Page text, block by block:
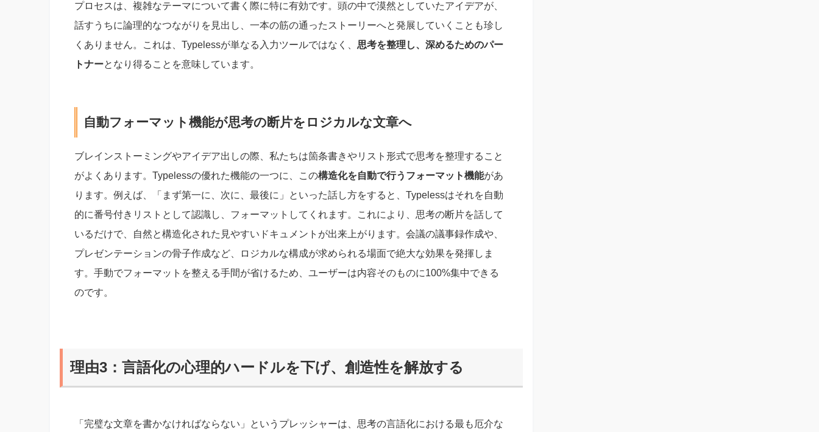
プロセスは、複雑なテーマについて書く際に特に有効です。頭の中で漠然としていたアイデアが、
話すうちに論理的なつながりを見出し、一本の筋の通ったストーリーへと発展していくことも珍し
くありません。これは、Typelessが単なる入力ツールではなく、 思考を整理し、深めるためのパー
トナーとなり得ることを意味しています。
自動フォーマット機能が思考の断片をロジカルな文章へ
ブレインストーミングやアイデア出しの際、私たちは箇条書きやリスト形式で思考を整理すること
がよくあります。Typelessの優れた機能の一つに、この構造化を自動で行うフォーマット機能があ
ります。例えば、「まず第一に、次に、最後に」といった話し方をすると、Typelessはそれを自動
的に番号付きリストとして認識し、フォーマットしてくれます。これにより、思考の断片を話して
いるだけで、自然と構造化された見やすいドキュメントが出来上がります。会議の議事録作成や、
プレゼンテーションの骨子作成など、ロジカルな構成が求められる場面で絶大な効果を発揮しま
す。手動でフォーマットを整える手間が省けるため、ユーザーは内容そのものに100%集中できる
のです。
理由3：言語化の心理的ハードルを下げ、創造性を解放する
「完璧な文章を書かなければならない」というプレッシャーは、思考の言語化における最も厄介な